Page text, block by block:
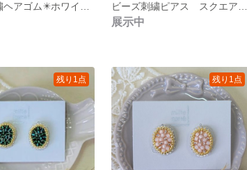
展示中
残り1点 残り1点